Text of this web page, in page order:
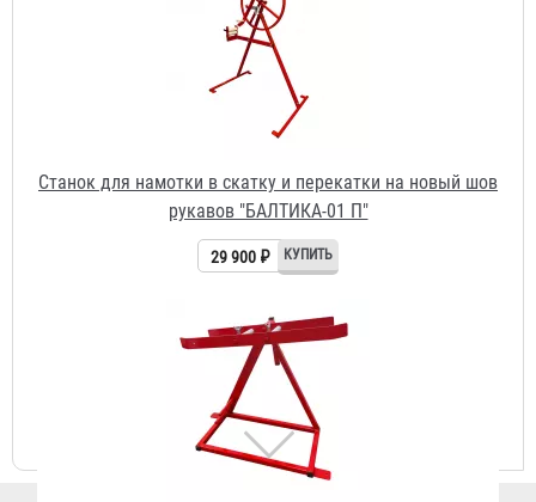
рукавов "БАЛТИКА-01 П"
29 900 ₽
Станок для намотки пожарных рукавов в скатку
"БАЛТИКА-01 М"
7 800 ₽